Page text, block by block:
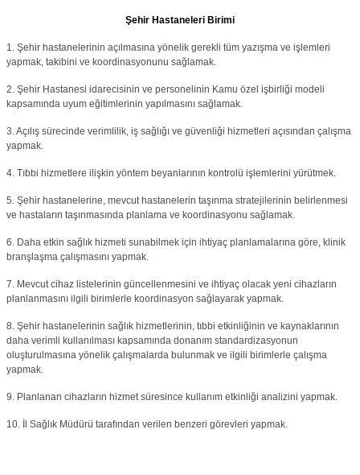
Şehir Hastaneleri Birimi
1. Şehir hastanelerinin açılmasına yönelik gerekli tüm yazışma ve işlemleri
yapmak, takibini ve koordinasyonunu sağlamak.
2. Şehir Hastanesi idarecisinin ve personelinin Kamu özel işbirliği modeli
kapsamında uyum eğitimlerinin yapılmasını sağlamak.
3. Açılış sürecinde verimlilik, iş sağlığı ve güvenliği hizmetleri açısından çalışma
yapmak.
4. Tıbbi hizmetlere ilişkin yöntem beyanlarının kontrolü işlemlerini yürütmek.
5. Şehir hastanelerine, mevcut hastanelerin taşınma stratejilerinin belirlenmesi
ve hastaların taşınmasında planlama ve koordinasyonu sağlamak.
6. Daha etkin sağlık hizmeti sunabilmek için ihtiyaç planlamalarına göre, klinik
branşlaşma çalışmasını yapmak.
7. Mevcut cihaz listelerinin güncellenmesini ve ihtiyaç olacak yeni cihazların
planlanmasını ilgili birimlerle koordinasyon sağlayarak yapmak.
8. Şehir hastanelerinin sağlık hizmetlerinin, tıbbi etkinliğinin ve kaynaklarının
daha verimli kullanılması kapsamında donanım standardizasyonun
oluşturulmasına yönelik çalışmalarda bulunmak ve ilgili birimlerle çalışma
yapmak.
9. Planlanan cihazların hizmet süresince kullanım etkinliği analizini yapmak.
10. İl Sağlık Müdürü tarafından verilen benzeri görevleri yapmak.